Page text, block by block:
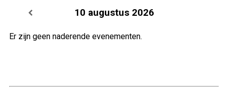
10 augustus 2026
Er zijn geen naderende evenementen.